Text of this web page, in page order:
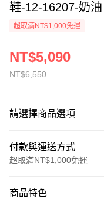
鞋-12-16207-奶油
超取滿NT$1,000免運
NT$6,550
NT$5,090
請選擇商品選項
付款與運送方式
超取滿NT$1,000免運
信用卡一次付款
商品特色